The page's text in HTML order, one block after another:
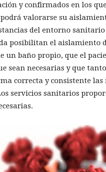
y confirmados en los
valorarse su
del entorno
posibilitan el aislamiento
un baño propio, que el
sean necesarias y que
correcta y consistente
servicios sanitarios